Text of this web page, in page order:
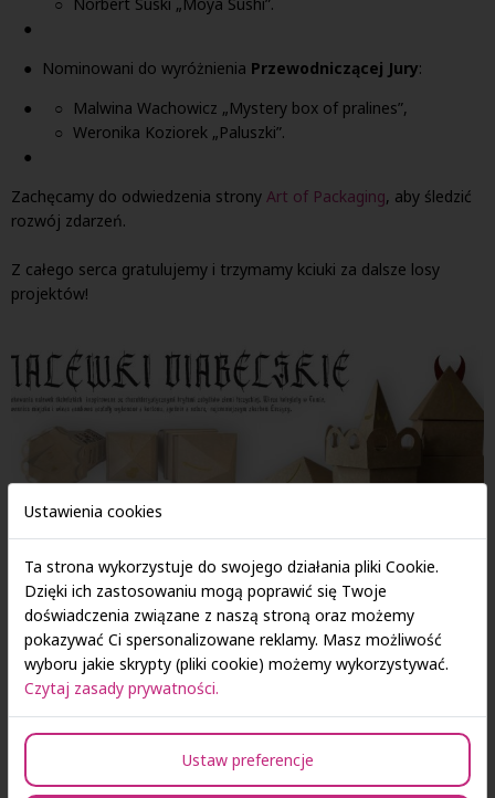
Norbert Suski „Moya Sushi”.
Nominowani do wyróżnienia Przewodniczącej Jury:
Malwina Wachowicz „Mystery box of pralines”,
Weronika Koziorek „Paluszki”.
Zachęcamy do odwiedzenia strony Art of Packaging, aby śledzić
rozwój zdarzeń.
Z całego serca gratulujemy i trzymamy kciuki za dalsze losy
projektów!
Ustawienia cookies
Ta strona wykorzystuje do swojego działania pliki Cookie.
Dzięki ich zastosowaniu mogą poprawić się Twoje
doświadczenia związane z naszą stroną oraz możemy
pokazywać Ci spersonalizowane reklamy. Masz możliwość
wyboru jakie skrypty (pliki cookie) możemy wykorzystywać.
Czytaj zasady prywatności.
Ustaw preferencje